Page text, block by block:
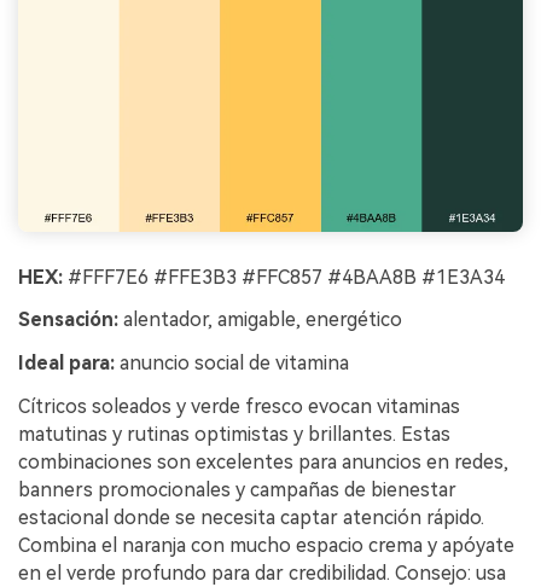
HEX: #FFF7E6 #FFE3B3 #FFC857 #4BAA8B #1E3A34
Sensación: alentador, amigable, energético
Ideal para: anuncio social de vitamina
Cítricos soleados y verde fresco evocan vitaminas
matutinas y rutinas optimistas y brillantes. Estas
combinaciones son excelentes para anuncios en redes,
banners promocionales y campañas de bienestar
estacional donde se necesita captar atención rápido.
Combina el naranja con mucho espacio crema y apóyate
en el verde profundo para dar credibilidad. Consejo: usa